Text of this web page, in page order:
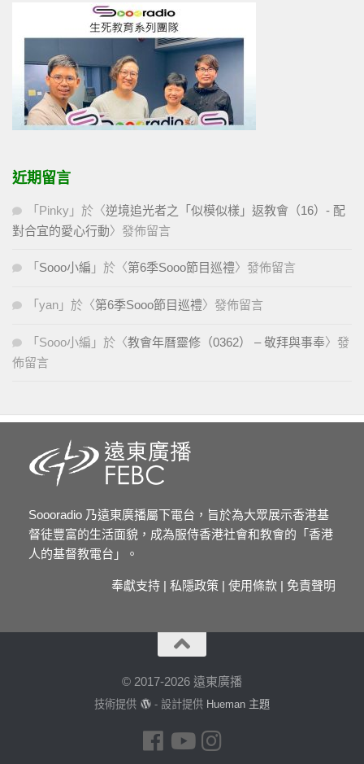
近期留言
「 Pinky 」於〈逆境追光者之「似模似樣」返教會（16）- 配
對合宜的愛心行動〉發佈留言
「 Sooo小編 」於〈第6季Sooo節目巡禮〉發佈留言
「 yan 」於〈第6季Sooo節目巡禮〉發佈留言
「 Sooo小編 」於〈教會年曆靈修（0362） – 敬拜與事奉〉發
佈留言
Soooradio 乃遠東廣播屬下電台，旨於為大眾展示香港基
督徒豐富的生活面貌，成為服侍香港社會和教會的「香港
人的基督教電台」。
奉獻支持 | 私隱政策 | 使用條款 | 免責聲明
© 2017-2026 遠東廣播
技術提供 - 設計提供 Hueman 主題